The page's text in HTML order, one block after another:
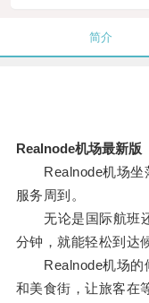
简介
Realnode机场最新版
Realnode机场坐落
服务周到。
无论是国际航班还
分钟，就能轻松到达
Realnode机场的
和美食街，让旅客在